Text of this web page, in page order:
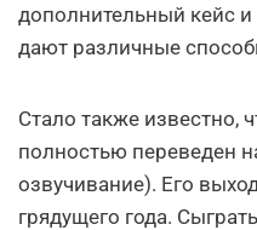
дополнительный кейс
дают различные
Стало также известно,
полностью переведен
озвучивание). Его
грядущего года.